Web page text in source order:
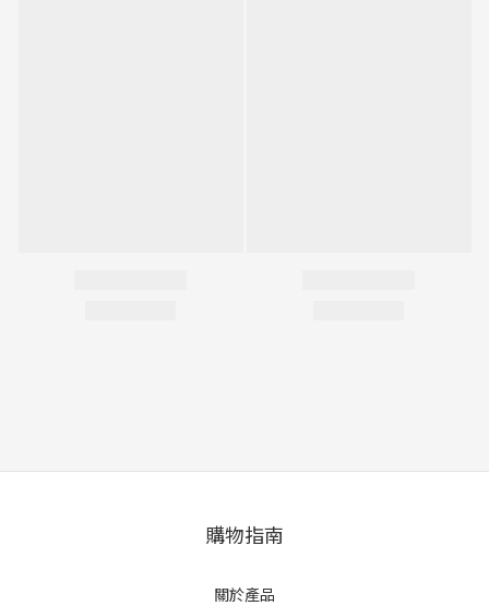
購物指南
關於產品